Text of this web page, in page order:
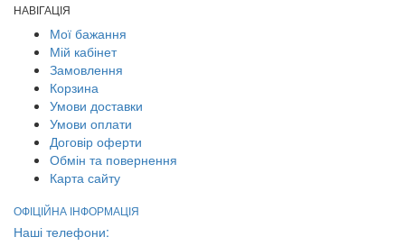
НАВІГАЦІЯ
Мої бажання
Мій кабінет
Замовлення
Корзина
Умови доставки
Умови оплати
Договір оферти
Обмін та повернення
Карта сайту
ОФІЦІЙНА ІНФОРМАЦІЯ
Наші телефони: